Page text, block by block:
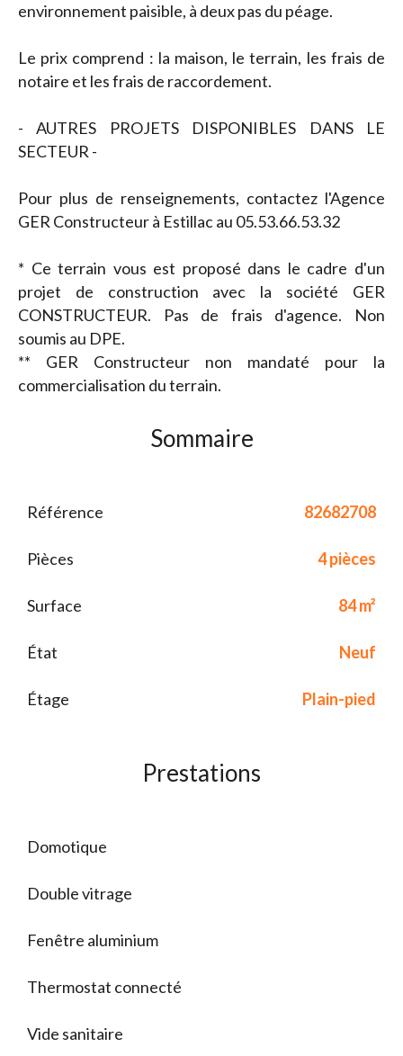
environnement paisible, à deux pas du péage.
Le prix comprend : la maison, le terrain, les frais de
notaire et les frais de raccordement.
- AUTRES PROJETS DISPONIBLES DANS LE
SECTEUR -
Pour plus de renseignements, contactez l'Agence
GER Constructeur à Estillac au 05.53.66.53.32
* Ce terrain vous est proposé dans le cadre d'un
projet de construction avec la société GER
CONSTRUCTEUR. Pas de frais d'agence. Non
soumis au DPE.
** GER Constructeur non mandaté pour la
commercialisation du terrain.
Sommaire
Référence 82682708
Pièces 4 pièces
Surface 84 m²
État Neuf
Étage Plain-pied
Prestations
Domotique
Double vitrage
Fenêtre aluminium
Thermostat connecté
Vide sanitaire